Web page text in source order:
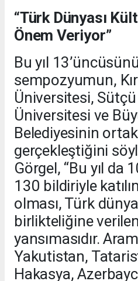
“Türk Dünyası
Önem Veriyor”
Bu yıl
sempozyumun,
Üniversitesi,
Üniversitesi ve
Belediyesinin
gerçekleştiğini
Görgel, “Bu yıl da
130 bildiriyle
olması, Türk
birlikteliğine
yansımasıdır.
Yakutistan,
Hakasya,